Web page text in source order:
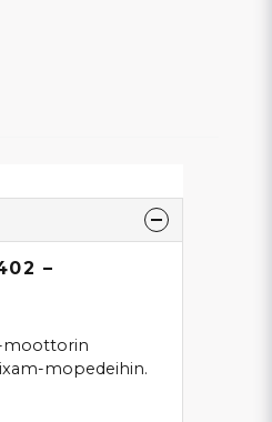
–
-moottorin
mopedeihin.